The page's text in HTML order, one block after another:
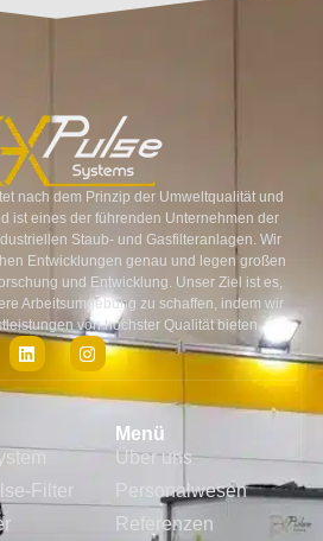
nach dem Prinzip der Umweltqualität und
ist eines der führenden Unternehmen der
Staub- und Gasfilteranlagen. Wir
Entwicklungen genau und legen großen
und Entwicklung. Unser Ziel ist es,
Arbeitsumgebung zu schaffen, indem wir
von höchster Qualität bieten.
Filter
Menü
Über uns
Personalwesen
Referenzen